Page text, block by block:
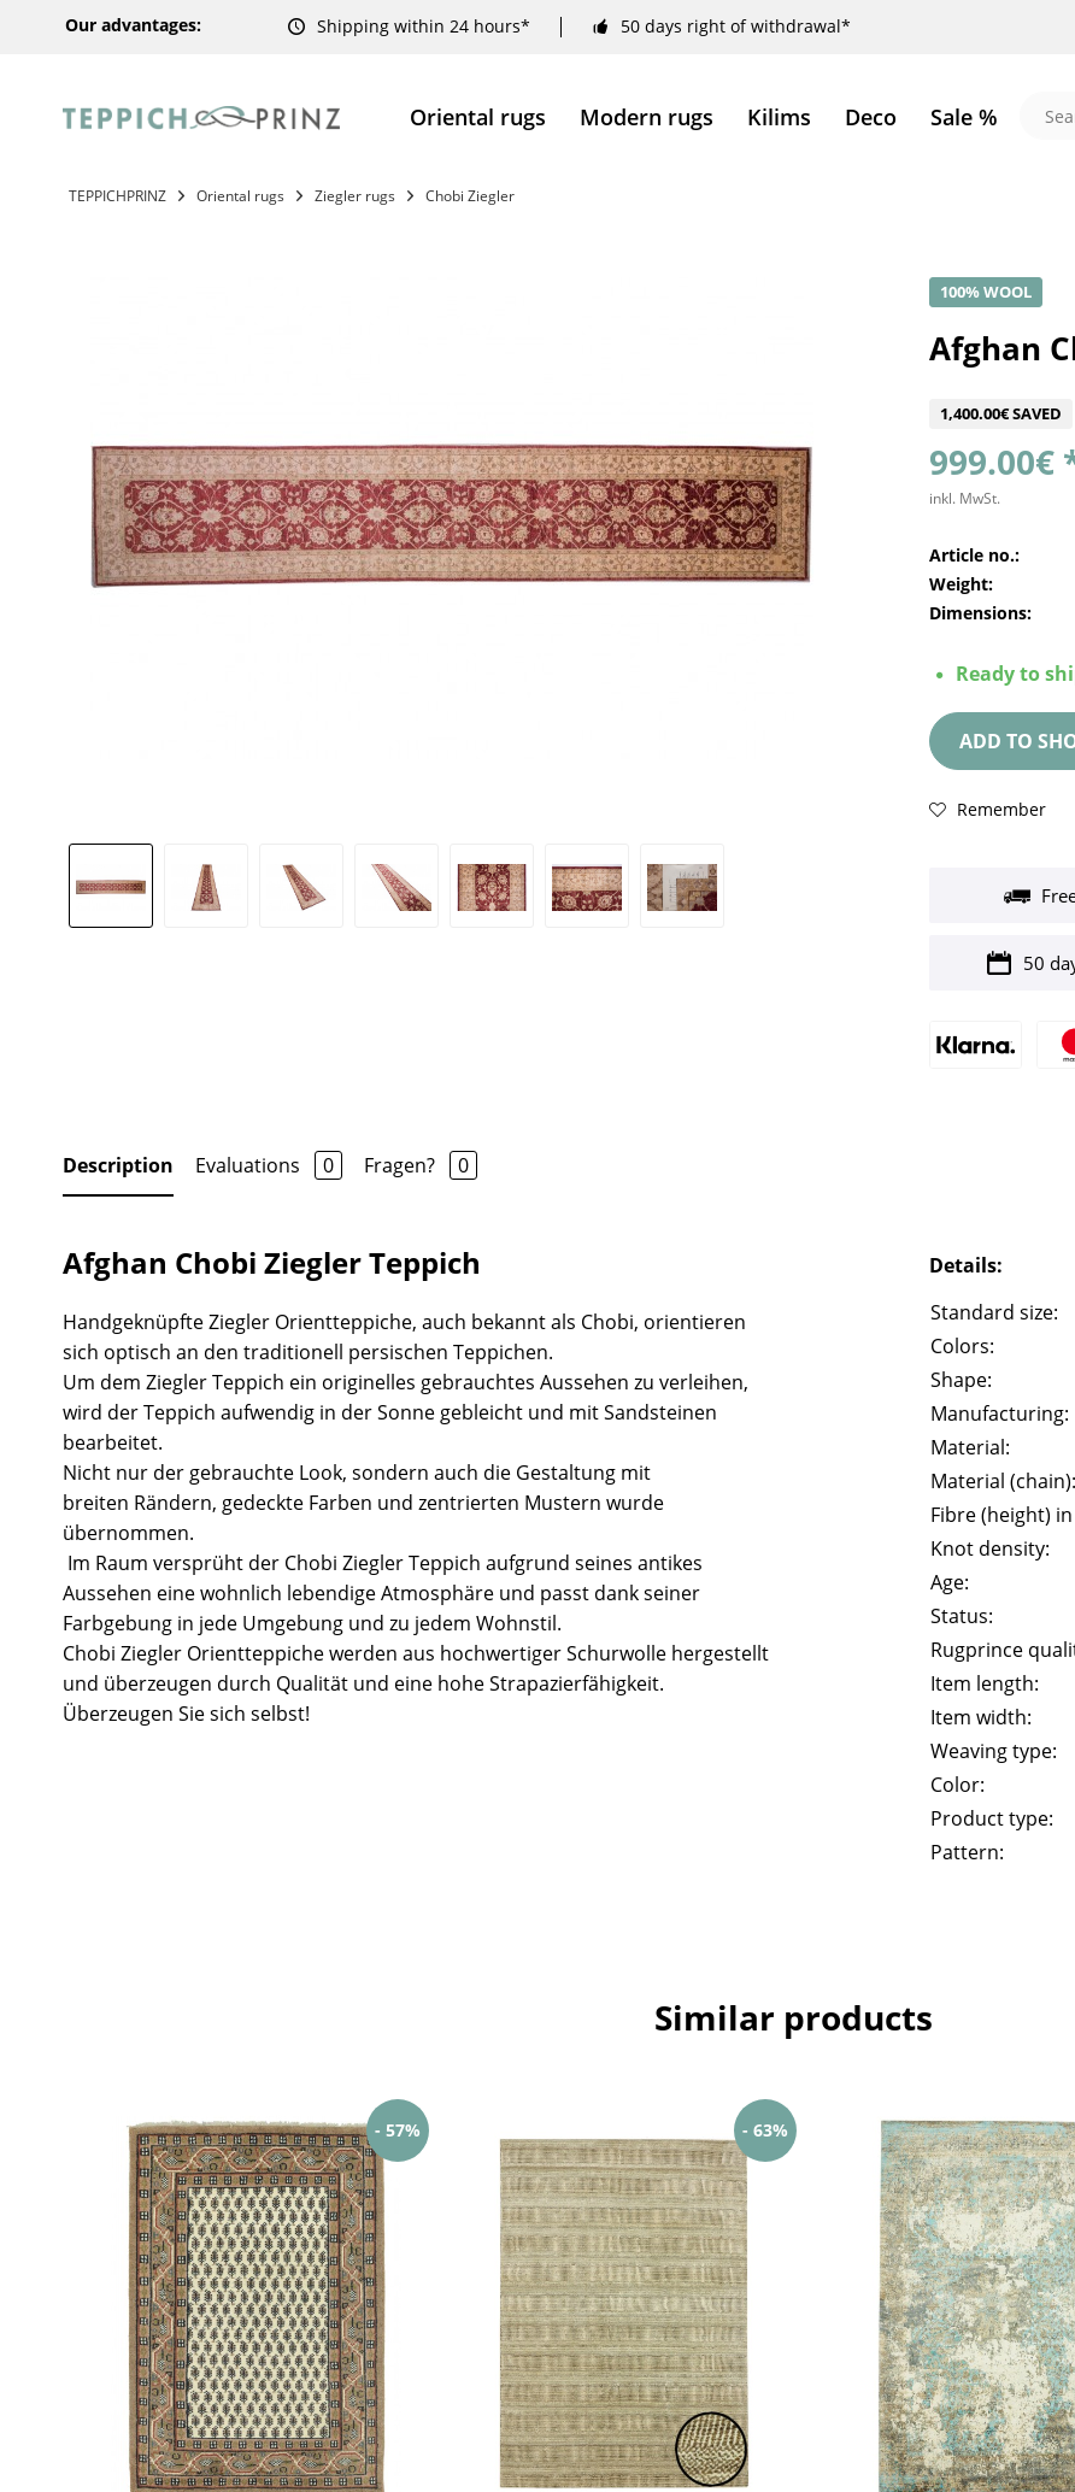
Our advantages: Shipping within 24 hours* 50 days right of withdrawal*
Oriental rugs Modern rugs Kilims Deco Sale %
TEPPICHPRINZ Oriental rugs Ziegler rugs Chobi Ziegler
100% WOOL
Afghan
1,400.00€ SAVED
999.00€
inkl. MwSt.
Article no.:
Weight:
Dimensions:
Ready to
ADD TO
Remember
50
Description Evaluations 0 Fragen? 0
Afghan Chobi Ziegler Teppich
Handgeknüpfte Ziegler Orientteppiche, auch bekannt als Chobi, orientieren
sich optisch an den traditionell persischen Teppichen.
Um dem Ziegler Teppich ein originelles gebrauchtes Aussehen zu verleihen,
wird der Teppich aufwendig in der Sonne gebleicht und mit Sandsteinen
bearbeitet.
Nicht nur der gebrauchte Look, sondern auch die Gestaltung mit
breiten Rändern, gedeckte Farben und zentrierten Mustern wurde
übernommen.
Im Raum versprüht der Chobi Ziegler Teppich aufgrund seines antikes
Aussehen eine wohnlich lebendige Atmosphäre und passt dank seiner
Farbgebung in jede Umgebung und zu jedem Wohnstil.
Chobi Ziegler Orientteppiche werden aus hochwertiger Schurwolle hergestellt
und überzeugen durch Qualität und eine hohe Strapazierfähigkeit.
Überzeugen Sie sich selbst!
Details:
Standard size:
Colors:
Shape:
Manufacturing:
Material:
Material (chain):
Fibre (height)
Knot density:
Age:
Status:
Rugprince
Item length:
Item width:
Weaving type:
Color:
Product type:
Pattern:
Similar products
- 57% - 63%